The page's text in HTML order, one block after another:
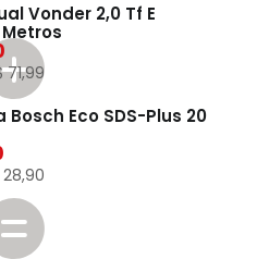
Vonder 2,0 Tf E
71,99
Eco SDS-Plus 20
28,90